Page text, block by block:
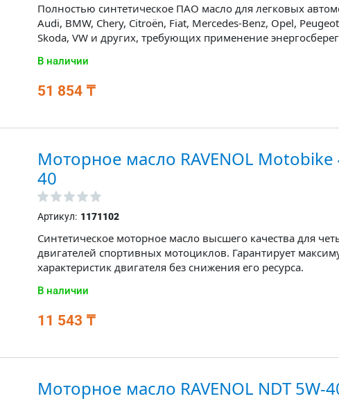
Полностью синтетическое ПАО масло для легковых
Audi, BMW, Chery, Citroën, Fiat, Mercedes-Benz, Opel,
Skoda, VW и других, требующих применение
В наличии
51 854 ₸
Моторное масло RAVENOL Motobike
40
Артикул: 1171102
Синтетическое моторное масло высшего качества для
двигателей спортивных мотоциклов. Гарантирует
характеристик двигателя без снижения его ресурса.
В наличии
11 543 ₸
Моторное масло RAVENOL NDT 5W-